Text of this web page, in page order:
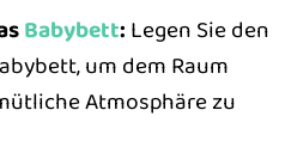
Babybett: Legen Sie den
um dem Raum
Atmosphäre zu